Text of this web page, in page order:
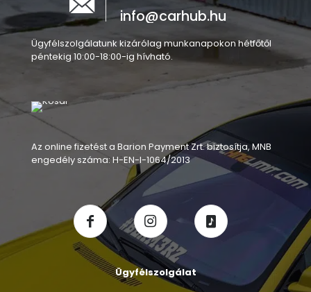
info@carhub.hu
Ügyfélszolgálatunk kizárólag munkanapokon hétfőtől
péntekig 10:00-18:00-ig hívható.
Az online fizetést a Barion Payment Zrt. biztosítja, MNB
engedély száma: H-EN-I-1064/2013
Ügyfélszolgálat